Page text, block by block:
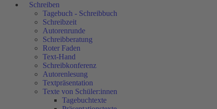
Schreiben
Tagebuch - Schreibbuch
Schreibzeit
Autorenrunde
Schreibberatung
Roter Faden
Text-Hand
Schreibkonferenz
Autorenlesung
Textpräsentation
Texte von Schüler:innen
Tagebuchtexte